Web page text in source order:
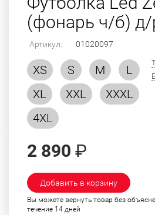
(фонарь ч/б) д/
Артикул: 01020097
XS S M
L
XL
XXL
XXXL
4XL
2 890 ₽
Добавить в корзину
Вы можете вернуть товар без
течение 14 дней